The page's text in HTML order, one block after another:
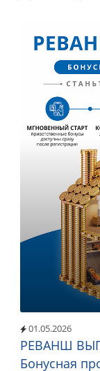
01.05.2026
РЕВАНШ
Бонусная